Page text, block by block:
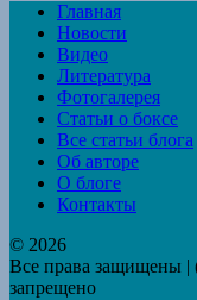
Главная
Новости
Видео
Литература
Фотогалерея
Статьи о боксе
Все статьи блога
Об авторе
О блоге
Контакты
© 2026
Все права защищены |
запрещено